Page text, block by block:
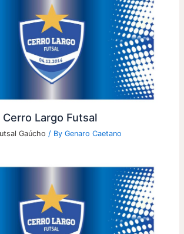
Cerro Largo Futsal
Gaúcho / ByGenaro Caetano